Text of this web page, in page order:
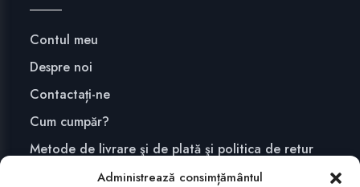
Administrează consimțământul
Contul meu
Despre noi
Contactați-ne
Cum cumpăr?
Metode de livrare şi de plată şi politica de retur
Confidențialitate și securitate